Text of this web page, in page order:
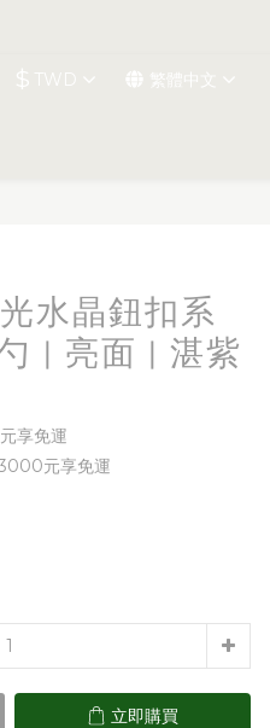
$ TWD 繁體中文
水晶鈕扣系
| 亮面 | 湛紫
享免運
元享免運
立即購買